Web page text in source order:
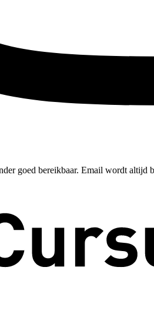
goed bereikbaar. Email wordt altijd